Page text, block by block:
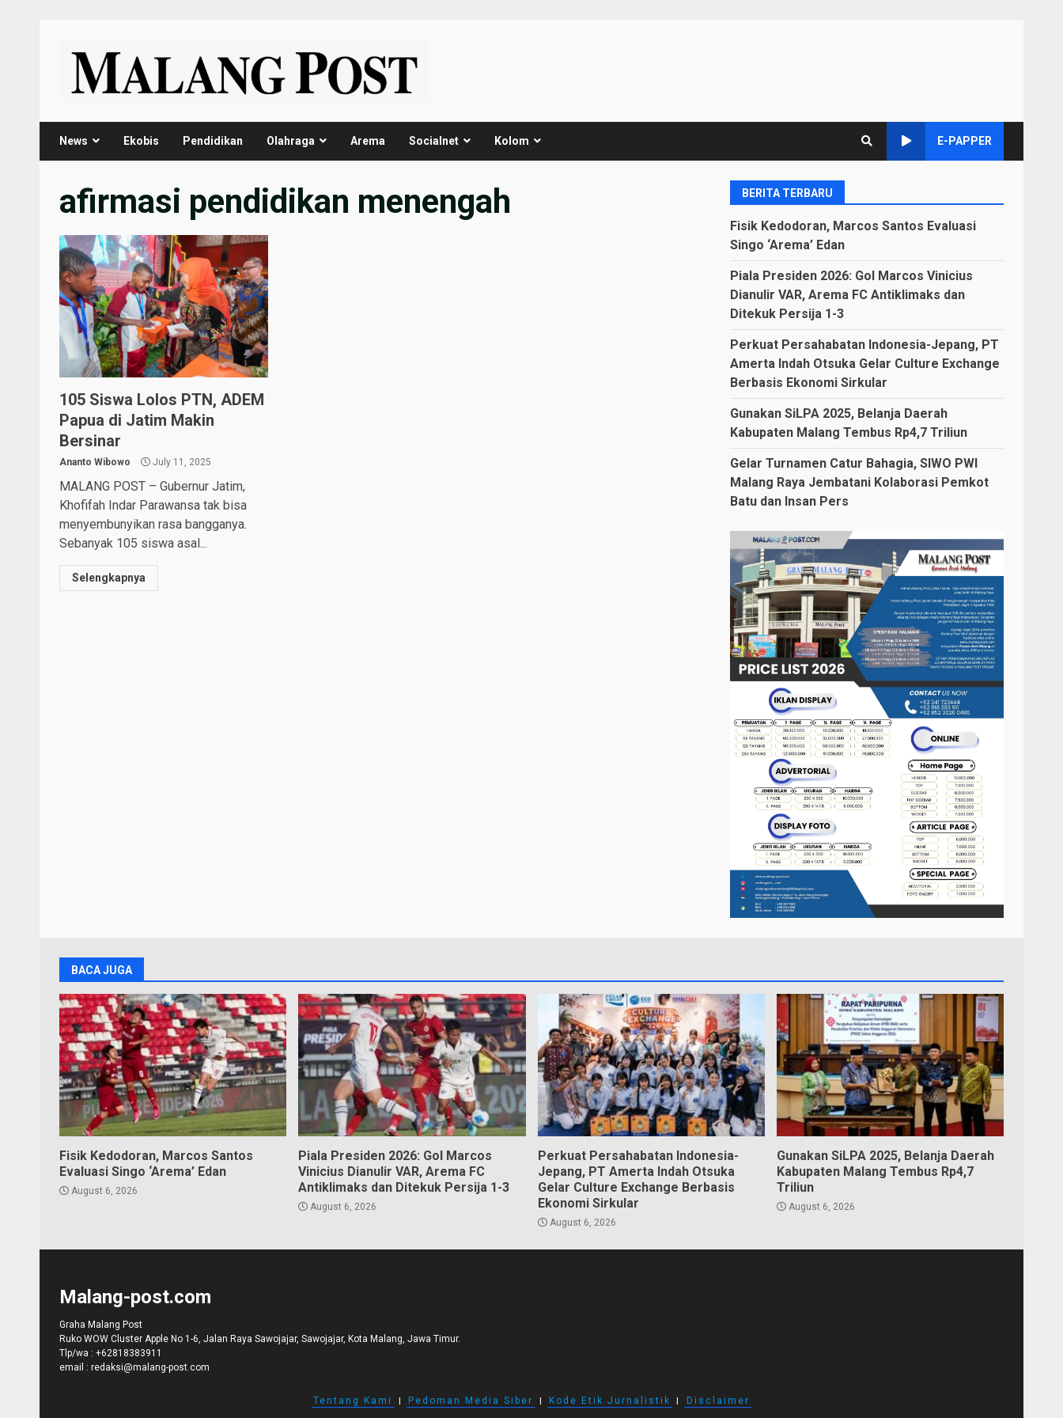
content
News Ekobis Pendidikan Olahraga Arema Socialnet Kolom E-PAPPER
afirmasi pendidikan menengah
105 Siswa Lolos PTN, ADEM
Papua di Jatim Makin
Bersinar
Ananto Wibowo July 11, 2025
MALANG POST – Gubernur Jatim,
Khofifah Indar Parawansa tak bisa
menyembunyikan rasa bangganya.
Sebanyak 105 siswa asal...
Selengkapnya
BERITA TERBARU
Fisik Kedodoran, Marcos Santos Evaluasi
Singo ‘Arema’ Edan
Piala Presiden 2026: Gol Marcos Vinicius
Dianulir VAR, Arema FC Antiklimaks dan
Ditekuk Persija 1-3
Perkuat Persahabatan Indonesia-Jepang, PT
Amerta Indah Otsuka Gelar Culture Exchange
Berbasis Ekonomi Sirkular
Gunakan SiLPA 2025, Belanja Daerah
Kabupaten Malang Tembus Rp4,7 Triliun
Gelar Turnamen Catur Bahagia, SIWO PWI
Malang Raya Jembatani Kolaborasi Pemkot
Batu dan Insan Pers
BACA JUGA
Fisik Kedodoran, Marcos Santos
Evaluasi Singo ‘Arema’ Edan
August 6, 2026
Piala Presiden 2026: Gol Marcos
Vinicius Dianulir VAR, Arema FC
Antiklimaks dan Ditekuk Persija 1-3
August 6, 2026
Perkuat Persahabatan Indonesia-
Jepang, PT Amerta Indah Otsuka
Gelar Culture Exchange Berbasis
Ekonomi Sirkular
August 6, 2026
Gunakan SiLPA 2025, Belanja Daerah
Kabupaten Malang Tembus Rp4,7
Triliun
August 6, 2026
Malang-post.com
Graha Malang Post
Ruko WOW Cluster Apple No 1-6, Jalan Raya Sawojajar, Sawojajar, Kota Malang, Jawa Timur.
Tlp/wa : +62818383911
email : redaksi@malang-post.com
Tentang Kami I Pedoman Media Siber I Kode Etik Jurnalistik I Disclaimer